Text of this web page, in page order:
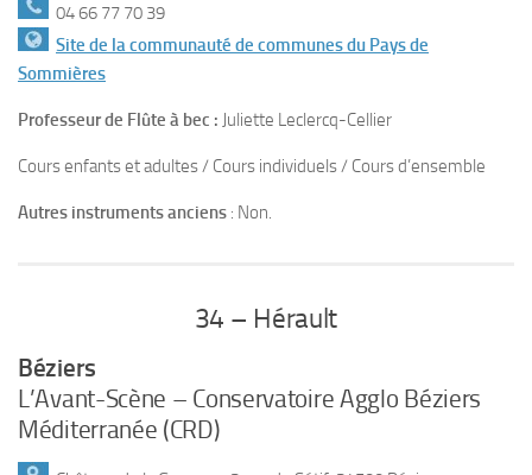
04 66 77 70 39
Site de la communauté de communes du Pays de
Sommières
Professeur de Flûte à bec : Juliette Leclercq-Cellier
Cours enfants et adultes / Cours individuels / Cours d’ensemble
Autres instruments anciens : Non.
34 – Hérault
Béziers
L’Avant-Scène – Conservatoire Agglo Béziers
Méditerranée (CRD)